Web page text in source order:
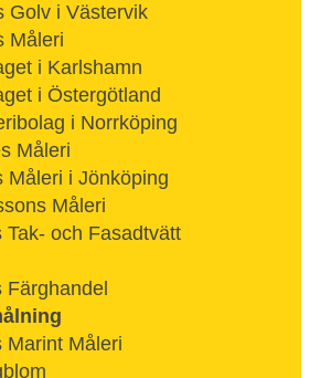
Golv i Västervik
Måleri
i Karlshamn
i Östergötland
i Norrköping
Måleri
Måleri i Jönköping
Måleri
Tak- och Fasadtvätt
Färghandel
Marint Måleri